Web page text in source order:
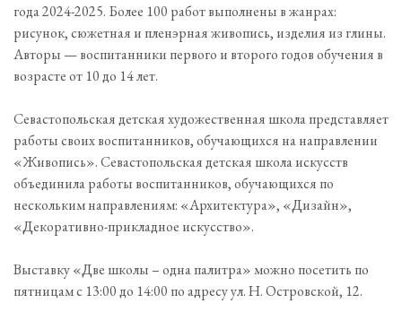
года 2024-2025. Более 100 работ выполнены в жанрах:
рисунок, сюжетная и пленэрная живопись, изделия из глины.
Авторы — воспитанники первого и второго годов обучения в
возрасте от 10 до 14 лет.
Севастопольская детская художественная школа представляет
работы своих воспитанников, обучающихся на направлении
«Живопись». Севастопольская детская школа искусств
объединила работы воспитанников, обучающихся по
нескольким направлениям: «Архитектура», «Дизайн»,
«Декоративно-прикладное искусство».
Выставку «Две школы – одна палитра» можно посетить по
пятницам с 13:00 до 14:00 по адресу ул. Н. Островской, 12.